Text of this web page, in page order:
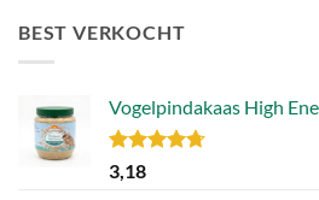
BEST VERKOCHT
Vogelpindakaas High
Gewaardeerd
4.70
3,18